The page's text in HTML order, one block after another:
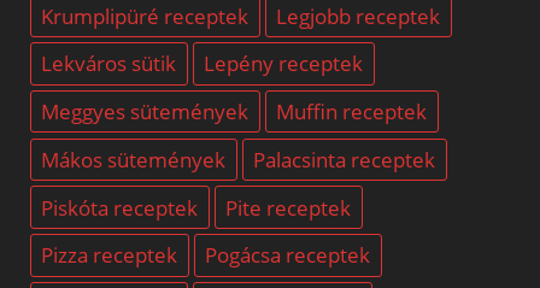
Krumplipüré receptek
Legjobb receptek
Lekváros sütik
Lepény receptek
Meggyes sütemények
Muffin receptek
Mákos sütemények
Palacsinta receptek
Piskóta receptek
Pite receptek
Pizza receptek
Pogácsa receptek